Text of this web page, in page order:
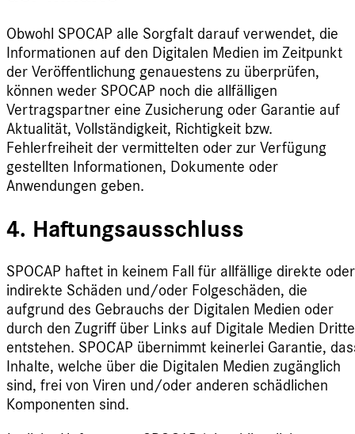
Obwohl SPOCAP alle Sorgfalt darauf verwendet, die
Informationen auf den Digitalen Medien im Zeitpunkt
der Veröffentlichung genauestens zu überprüfen,
können weder SPOCAP noch die allfälligen
Vertragspartner eine Zusicherung oder Garantie auf
Aktualität, Vollständigkeit, Richtigkeit bzw.
Fehlerfreiheit der vermittelten oder zur Verfügung
gestellten Informationen, Dokumente oder
Anwendungen geben.
4. Haftungsausschluss
SPOCAP haftet in keinem Fall für allfällige direkte oder
indirekte Schäden und/oder Folgeschäden, die
aufgrund des Gebrauchs der Digitalen Medien oder
durch den Zugriff über Links auf Digitale Medien
entstehen. SPOCAP übernimmt keinerlei Garantie,
Inhalte, welche über die Digitalen Medien zugänglich
sind, frei von Viren und/oder anderen schädlichen
Komponenten sind.